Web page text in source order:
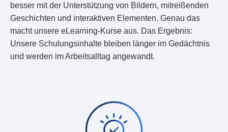
besser mit der Unterstützung von Bildern, mitreißenden
Geschichten und interaktiven Elementen. Genau das
macht unsere eLearning-Kurse aus. Das Ergebnis:
Unsere Schulungsinhalte bleiben länger im Gedächtnis
und werden im Arbeitsalltag angewandt.